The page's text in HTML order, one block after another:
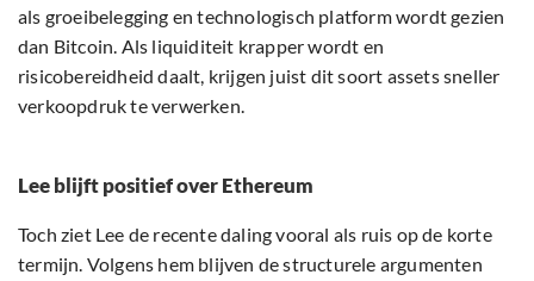
als groeibelegging en technologisch platform wordt gezien
dan Bitcoin. Als liquiditeit krapper wordt en
risicobereidheid daalt, krijgen juist dit soort assets sneller
verkoopdruk te verwerken.
Lee blijft positief over Ethereum
Toch ziet Lee de recente daling vooral als ruis op de korte
termijn. Volgens hem blijven de structurele argumenten